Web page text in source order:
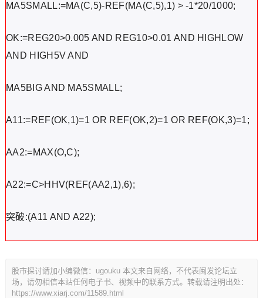
MA5SMALL:=MA(C,5)-REF(MA(C,5),1) > -1*20/1000;
OK:=REG20>0.005 AND REG10>0.01 AND HIGHLOW
AND HIGH5V AND
MA5BIG AND MA5SMALL;
A11:=REF(OK,1)=1 OR REF(OK,2)=1 OR REF(OK,3)=1;
AA2:=MAX(O,C);
A22:=C>HHV(REF(AA2,1),6);
突破:(A11 AND A22);
股市探讨请加小编微信：ugouku 本文来自网络，不代表闽发论坛立
场，请勿相信本站任何电子书、视频中的联系方式。转载请注明出处：
https://www.xiarj.com/11589.html